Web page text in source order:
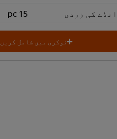
انڈے کی زردی
15 pc
ٹوکری میں شامل کریں